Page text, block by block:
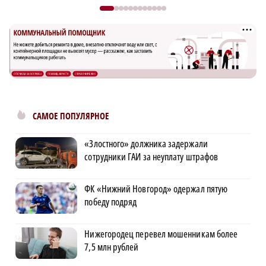
САМОЕ ПОПУЛЯРНОЕ
«Злостного» должника задержали
сотрудники ГАИ за неуплату штрафов
ФК «Нижний Новгород» одержал пятую
победу подряд
Нижегородец перевел мошенникам более
7,5 млн рублей